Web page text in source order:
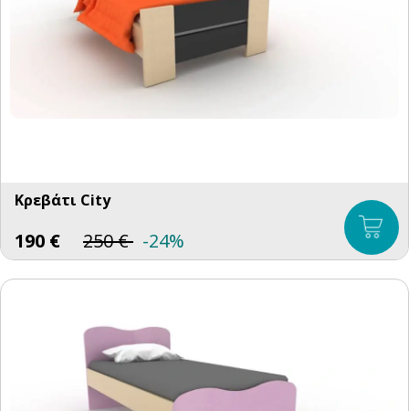
Κρεβάτι City
190 € 250€ -24%